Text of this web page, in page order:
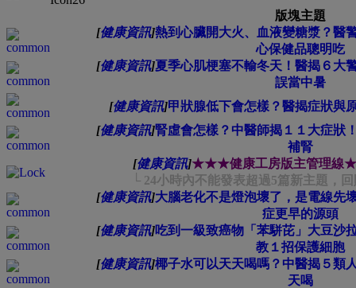
版塊主題
[健康資訊]熱到心臟開大火、血液變糖漿？醫
心保健品聰明吃
[健康資訊]夏季心肌梗塞不輸冬天！醫揭６大
誤當中暑
[健康資訊]甲狀腺低下會怎樣？醫揭症狀與
[健康資訊]腎虛會怎樣？中醫師揭１１大症狀
補腎
[健康資訊]★★★健康工房版主管理
└ 24小時內不能發表超過5篇新主題，
[健康資訊]大腦老化不是燈泡壞了，是電線先
症更早的源頭
[健康資訊]吃到一級致癌物「苯駢芘」大豆沙
教１招保護細胞
[健康資訊]椰子水可以天天喝嗎？中醫揭５類
天喝